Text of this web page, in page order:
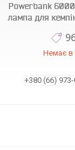
Powerbank 6000
лампа для
Немає в
+380 (66)